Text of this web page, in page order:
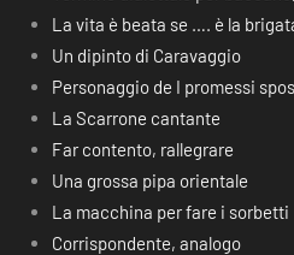
La vita è beata se …. è la
Un dipinto di Caravaggio
Personaggio de I promessi
La Scarrone cantante
Far contento, rallegrare
Una grossa pipa orientale
La macchina per fare i sorbetti
Corrispondente, analogo